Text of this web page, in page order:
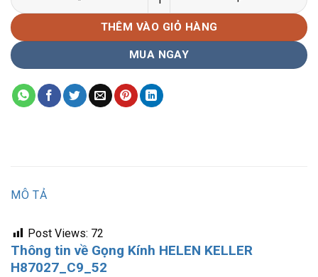
THÊM VÀO GIỎ HÀNG
MUA NGAY
MÔ TẢ
Post Views: 72
Thông tin về Gọng Kính HELEN KELLER
H87027_C9_52